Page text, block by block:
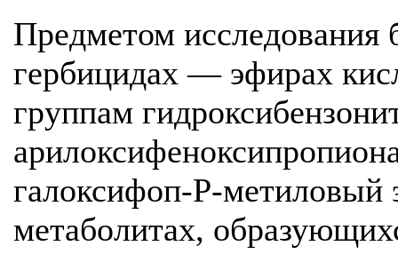
Предметом
гербицидах — эфирах
группам
галоксифоп-Р-
метаболитах,